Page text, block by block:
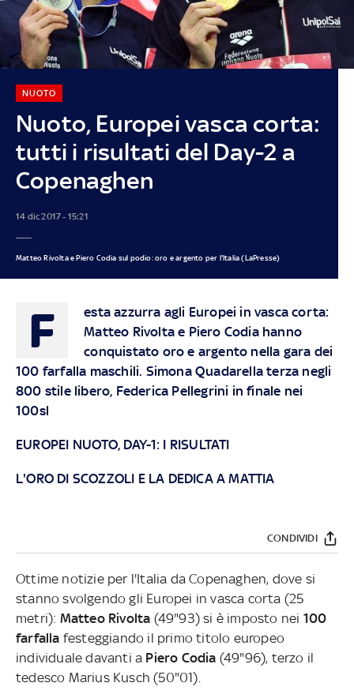
Nuoto, Europei vasca corta:
tutti i risultati del Day-2 a
Copenaghen
NUOTO
14 dic 2017 - 15:21
Matteo Rivolta e Piero Codia sul podio: oro e argento per l'Italia (LaPresse)
F
esta azzurra agli Europei in vasca corta:
Matteo Rivolta e Piero Codia hanno
conquistato oro e argento nella gara dei
100 farfalla maschili. Simona Quadarella terza negli
800 stile libero, Federica Pellegrini in finale nei
100sl
EUROPEI NUOTO, DAY-1: I RISULTATI
L'ORO DI SCOZZOLI E LA DEDICA A MATTIA
CONDIVIDI
Ottime notizie per l'Italia da Copenaghen, dove si
stanno svolgendo gli Europei in vasca corta (25
metri): Matteo Rivolta (49"93) si è imposto nei 100
farfalla festeggiando il primo titolo europeo
individuale davanti a Piero Codia (49"96), terzo il
tedesco Marius Kusch (50"01).